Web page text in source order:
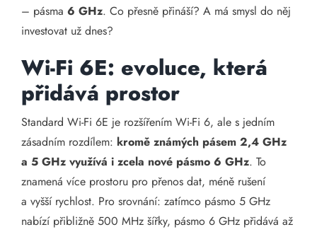
– pásma 6 GHz. Co přesně přináší? A má smysl do něj
investovat už dnes?
Wi-Fi 6E: evoluce, která
přidává prostor
Standard Wi-Fi 6E je rozšířením Wi-Fi 6, ale s jedním
zásadním rozdílem: kromě známých pásem 2,4 GHz
a 5 GHz využívá i zcela nové pásmo 6 GHz. To
znamená více prostoru pro přenos dat, méně rušení
a vyšší rychlost. Pro srovnání: zatímco pásmo 5 GHz
nabízí přibližně 500 MHz šířky, pásmo 6 GHz přidává až